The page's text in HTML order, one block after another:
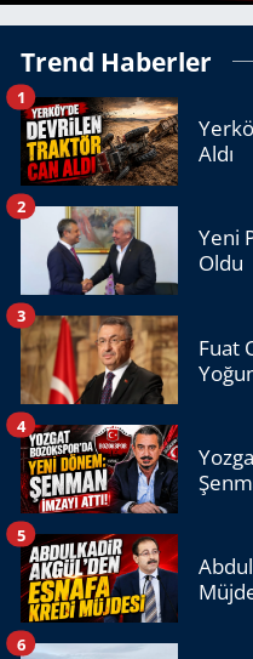
Trend Haberler
Aldı
1
Yeni
Oldu
2
Fuat
3
4
5
6